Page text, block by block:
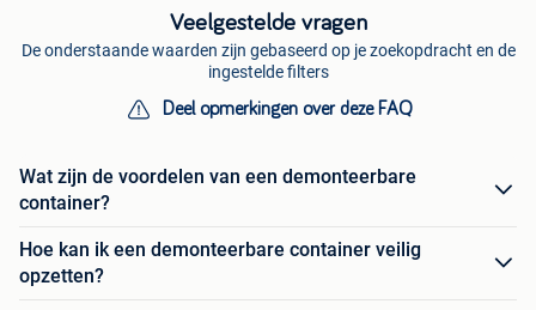
Veelgestelde vragen
De onderstaande waarden zijn gebaseerd op je zoekopdracht en de
ingestelde filters
Deel opmerkingen over deze FAQ
Wat zijn de voordelen van een demonteerbare
container?
Hoe kan ik een demonteerbare container veilig
opzetten?